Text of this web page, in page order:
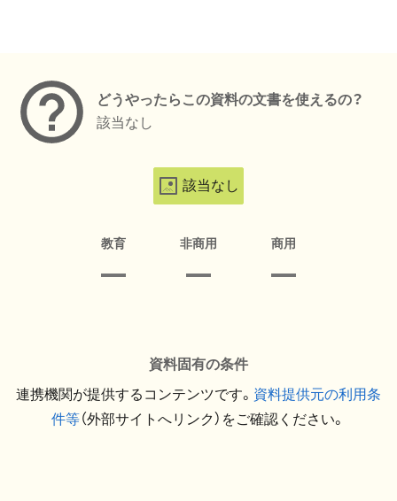
どうやったらこの資料の文書を使えるの？
該当なし
該当なし
教育 非商用 商用
資料固有の条件
連携機関が提供するコンテンツです。 資料提供元の利用条
件等（外部サイトへリンク）をご確認ください。